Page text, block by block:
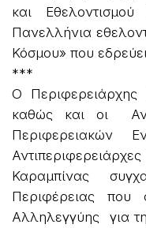
και
Πανελλήνια
Κόσμου» που
***
Ο Περιφερειάρχης
καθώς και οι
Περιφερειακών
Καραμπίνας
Περιφέρειας που
Αλληλεγγύης για